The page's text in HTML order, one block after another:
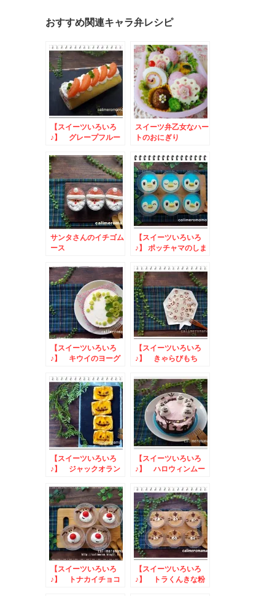
おすすめ関連キャラ弁レシピ
【スイーツいろいろ
♪】 グレープフルー
スイーツ弁乙女なハー
トのおにぎり
サンタさんのイチゴム
ース
【スイーツいろいろ
♪】 ポッチャマのしま
【スイーツいろいろ
♪】 キウイのヨーグ
【スイーツいろいろ
♪】 きゃらびもち
【スイーツいろいろ
♪】 ジャックオラン
【スイーツいろいろ
♪】 ハロウィンムー
【スイーツいろいろ
♪】 トナカイチョコ
【スイーツいろいろ
♪】 トラくんきな粉